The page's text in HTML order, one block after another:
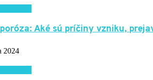
Aké sú príčiny vzniku,
2024